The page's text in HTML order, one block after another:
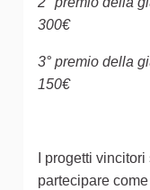
300€
3° premio della
150€
I progetti
partecipare come